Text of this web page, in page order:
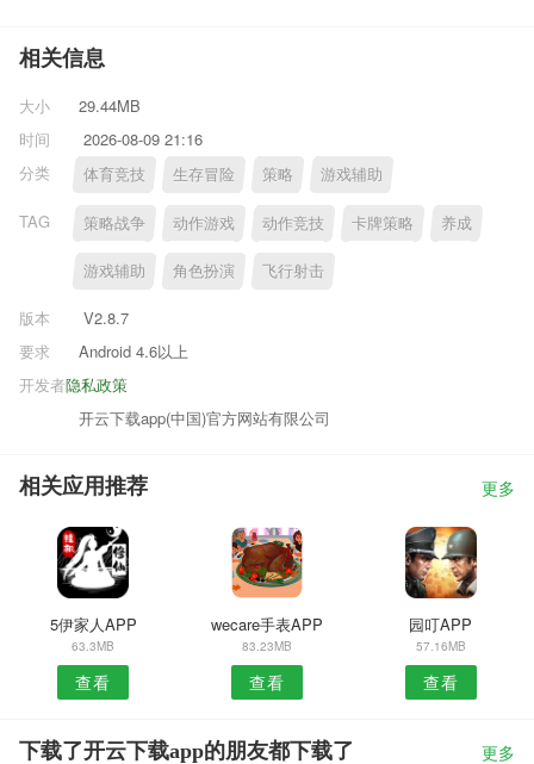
相关信息
大小
29.44MB
时间
2026-08-09 21:16
分类
体育竞技 生存冒险 策略 游戏辅助
TAG 策略战争 动作游戏 动作竞技 卡牌策略 养成
游戏辅助 角色扮演 飞行射击
版本
V2.8.7
要求
Android 4.6以上
隐私政策
开发者
开云下载app(中国)官方网站有限公司
相关应用推荐 更多
5伊家人APP
63.3MB
查看
wecare手表APP
83.23MB
查看
园叮APP
57.16MB
查看
下载了开云下载app的朋友都下载了 更多